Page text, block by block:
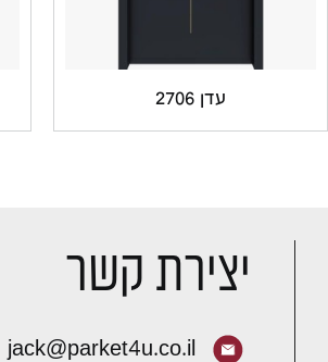
עדן 2706
יצירת קשר
jack@parket4u.co.il